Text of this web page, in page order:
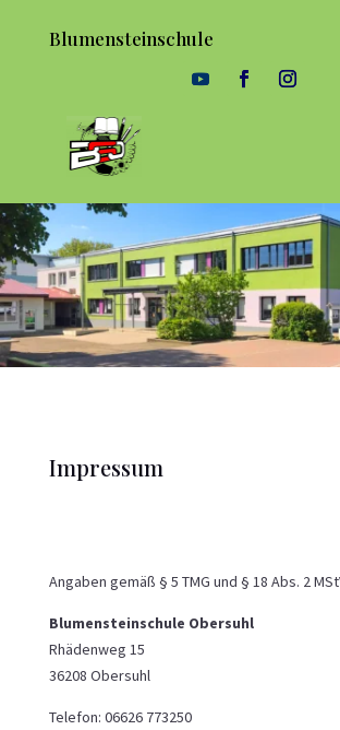
Blumensteinschule
Impressum
Angaben gemäß § 5 TMG und § 18 Abs. 2
Blumensteinschule Obersuhl
Rhädenweg 15
36208 Obersuhl
Telefon: 06626 773250